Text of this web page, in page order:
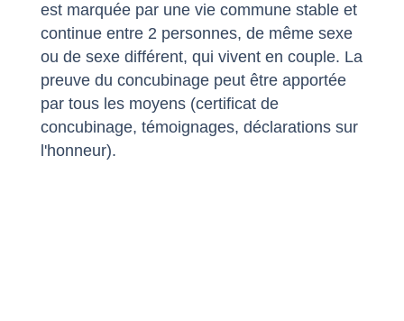
est marquée par une vie commune stable et
continue entre 2 personnes, de même sexe
ou de sexe différent, qui vivent en couple. La
preuve du concubinage peut être apportée
par tous les moyens (certificat de
concubinage, témoignages, déclarations sur
l'honneur).